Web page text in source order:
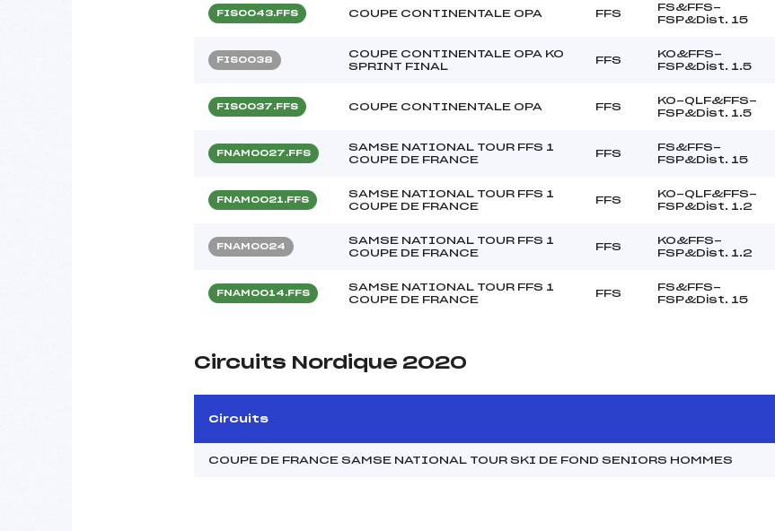
FIS0043.FFS COUPE CONTINENTALE OPA FFS
FS&FFS-
FSP&Dist. 15
FIS0038
COUPE CONTINENTALE OPA KO
SPRINT FINAL
FFS
KO&FFS-
FSP&Dist. 1.5
FIS0037.FFS COUPE CONTINENTALE OPA FFS
KO-QLF&FFS-
FSP&Dist. 1.5
FNAM0027.FFS
SAMSE NATIONAL TOUR FFS 1
COUPE DE FRANCE
FFS
FS&FFS-
FSP&Dist. 15
FNAM0021.FFS
SAMSE NATIONAL TOUR FFS 1
COUPE DE FRANCE
FFS
KO-QLF&FFS-
FSP&Dist. 1.2
FNAM0024
SAMSE NATIONAL TOUR FFS 1
COUPE DE FRANCE
FFS
KO&FFS-
FSP&Dist. 1.2
FNAM0014.FFS
SAMSE NATIONAL TOUR FFS 1
COUPE DE FRANCE
FFS
FS&FFS-
FSP&Dist. 15
Circuits Nordique 2020
Circuits
COUPE DE FRANCE SAMSE NATIONAL TOUR SKI DE FOND SENIORS HOMMES